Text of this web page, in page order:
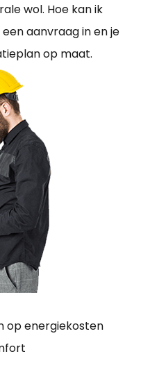
wol. Hoe kan ik
aanvraag in en je
op maat.
op energiekosten